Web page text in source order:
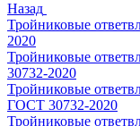
Назад
Тройниковые
2020
Тройниковые
30732-2020
Тройниковые
ГОСТ 30732-2020
Тройниковые